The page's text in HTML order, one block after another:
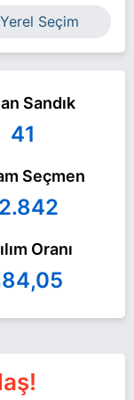
Seçim
Sandık
41
Seçmen
Oranı